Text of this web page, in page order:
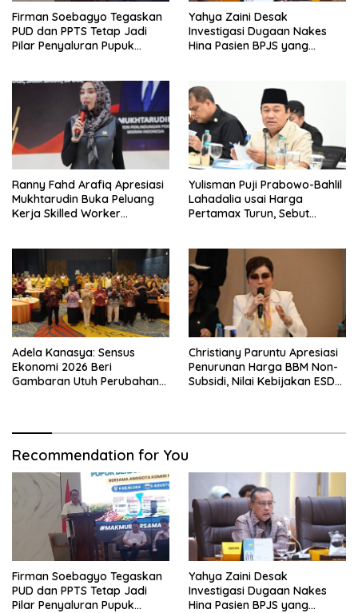
Firman Soebagyo Tegaskan
PUD dan PPTS Tetap Jadi
Pilar Penyaluran Pupuk
Yahya Zaini Desak
Investigasi Dugaan Nakes
Hina Pasien BPJS yang
Ranny Fahd Arafiq Apresiasi
Mukhtarudin Buka Peluang
Kerja Skilled Worker
Yulisman Puji Prabowo-Bahlil
Lahadalia usai Harga
Pertamax Turun, Sebut
Adela Kanasya: Sensus
Ekonomi 2026 Beri
Gambaran Utuh Perubahan
Christiany Paruntu Apresiasi
Penurunan Harga BBM Non-
Subsidi, Nilai Kebijakan ESDM
Recommendation for You
Firman Soebagyo Tegaskan
PUD dan PPTS Tetap Jadi
Pilar Penyaluran Pupuk
Yahya Zaini Desak
Investigasi Dugaan Nakes
Hina Pasien BPJS yang